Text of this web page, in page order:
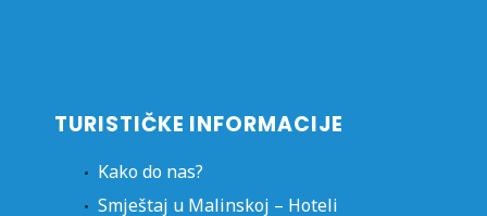
TURISTIČKE INFORMACIJE
Kako do nas?
Smještaj u Malinskoj – Hoteli